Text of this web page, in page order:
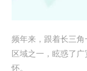
频年来，跟着长三
区域之一，眩惑了
怀。